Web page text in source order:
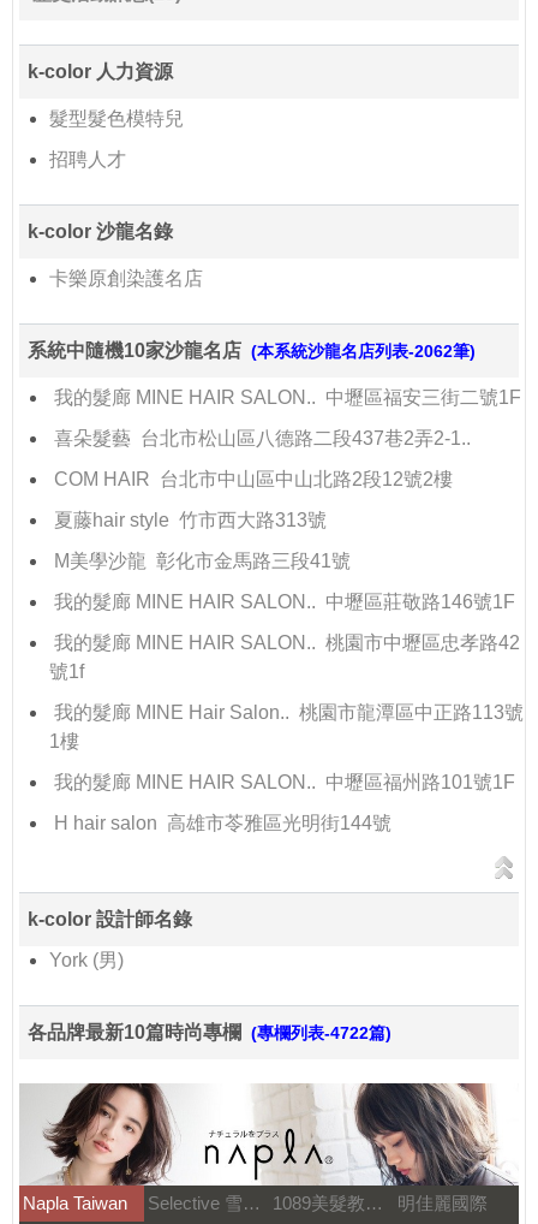
k-color 人力資源
髮型髮色模特兒
招聘人才
k-color 沙龍名錄
卡樂原創染護名店
系統中隨機10家沙龍名店 (本系統沙龍名店列表-2062筆)
我的髮廊 MINE HAIR SALON.. 中壢區福安三街二號1F
喜朵髮藝 台北市松山區八德路二段437巷2弄2-1..
COM HAIR 台北市中山區中山北路2段12號2樓
夏藤hair style 竹市西大路313號
M美學沙龍 彰化市金馬路三段41號
我的髮廊 MINE HAIR SALON.. 中壢區莊敬路146號1F
我的髮廊 MINE HAIR SALON.. 桃園市中壢區忠孝路42
號1f
我的髮廊 MINE Hair Salon.. 桃園市龍潭區中正路113號
1樓
我的髮廊 MINE HAIR SALON.. 中壢區福州路101號1F
H hair salon 高雄市苓雅區光明街144號
k-color 設計師名錄
York (男)
各品牌最新10篇時尚專欄 (專欄列表-4722篇)
Napla Taiwan Selective 雪樂媞 1089美髮教育團隊 明佳麗國際